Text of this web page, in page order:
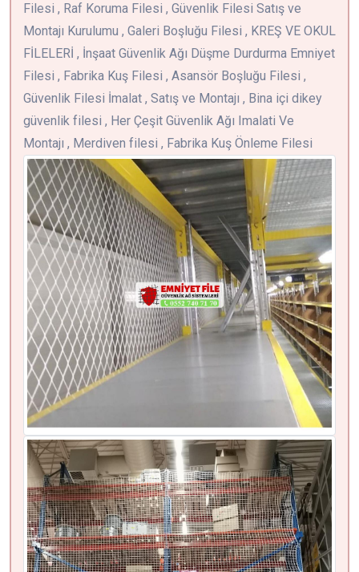
Filesi , Raf Koruma Filesi , Güvenlik Filesi Satış ve
Montajı Kurulumu , Galeri Boşluğu Filesi , KREŞ VE OKUL
FİLELERİ , İnşaat Güvenlik Ağı Düşme Durdurma Emniyet
Filesi , Fabrika Kuş Filesi , Asansör Boşluğu Filesi ,
Güvenlik Filesi İmalat , Satış ve Montajı , Bina içi dikey
güvenlik filesi , Her Çeşit Güvenlik Ağı Imalati Ve
Montajı , Merdiven filesi , Fabrika Kuş Önleme Filesi